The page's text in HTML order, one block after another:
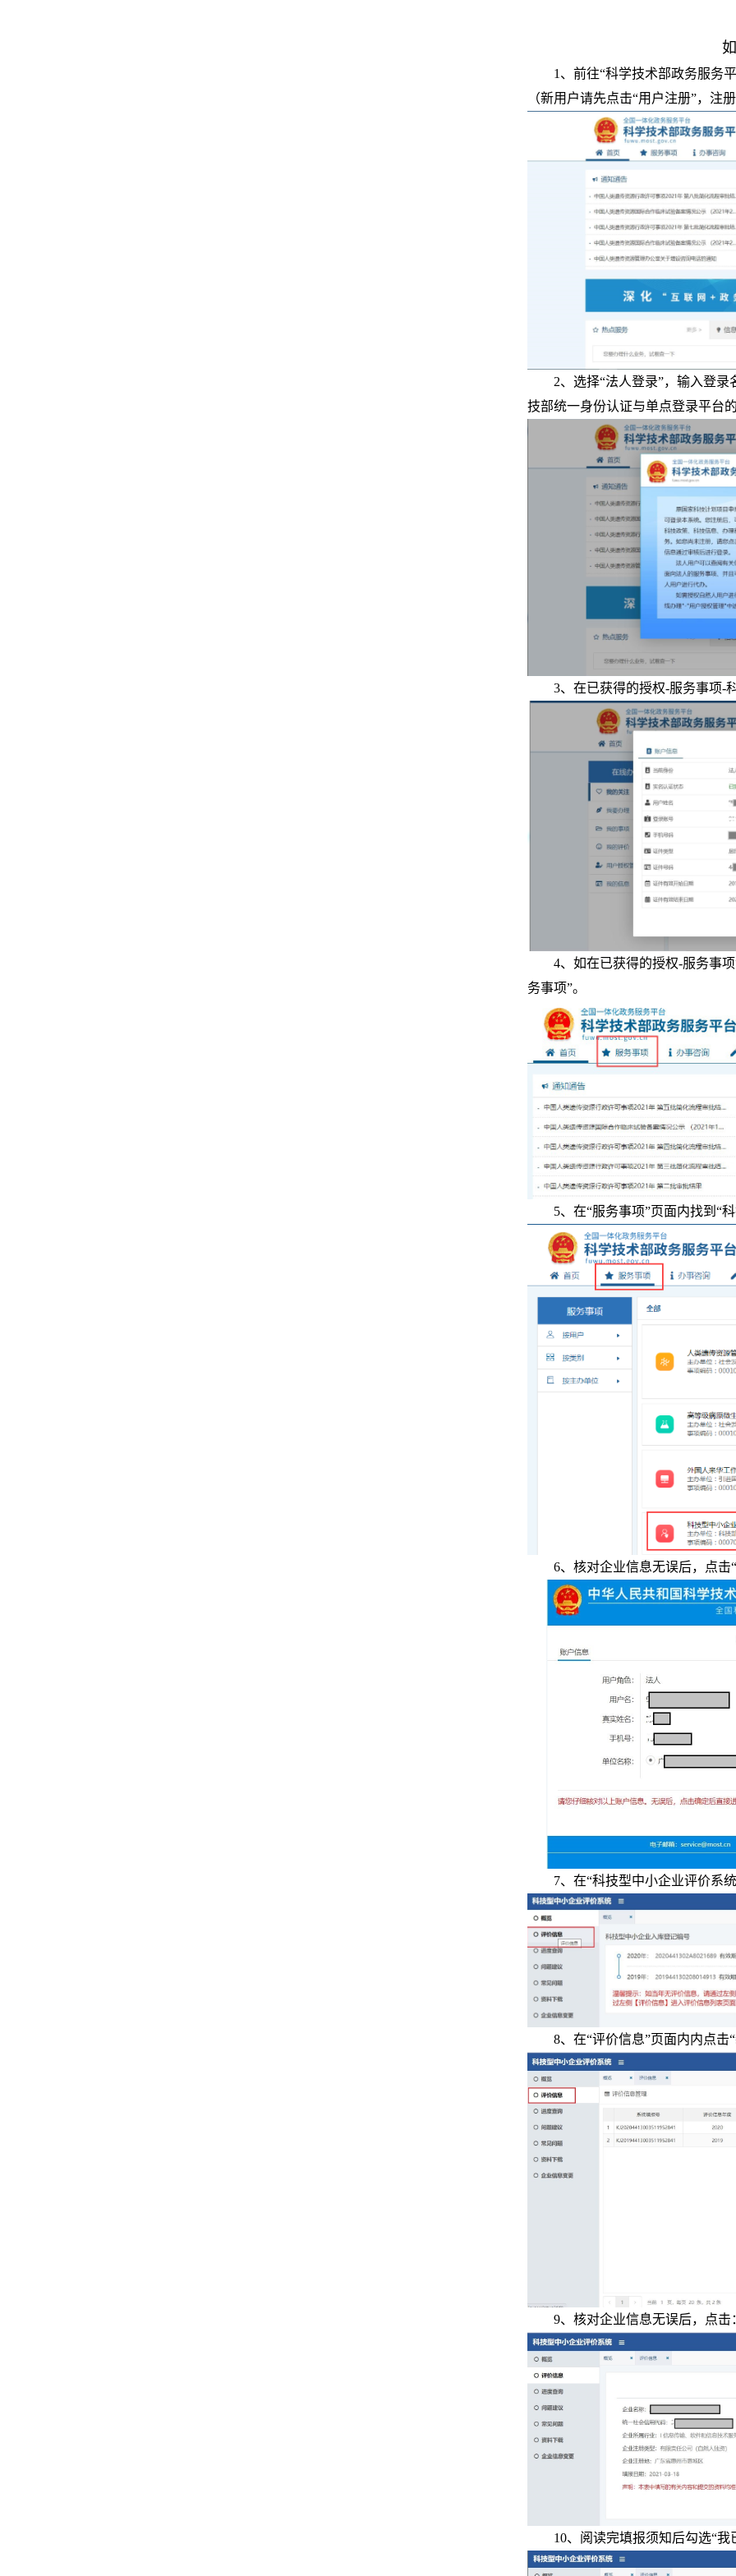
1、前往“科学技术部政务服务平
（新用户请先点击“用户注册”，注
2、选择“法人登录”，输入登录
技部统一身份认证与单点登录平台
3、在已获得的授权-服务事项-科
4、如在已获得的授权-服务事项
务事项”。
5、在“服务事项”页面内找到“
6、核对企业信息无误后，点击“
7、在“科技型中小企业评价系统
8、在“评价信息”页面内内点击“
9、核对企业信息无误后，点击
10、阅读完填报须知后勾选“我